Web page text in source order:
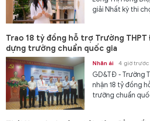
giải Nhất kỳ thi
Trao 18 tỷ đồng hỗ trợ Trường
dựng trường chuẩn quốc gia
Nhân ái 4 giờ trước
GD&TĐ - Trường
nhận 18 tỷ đồng
trường chuẩn